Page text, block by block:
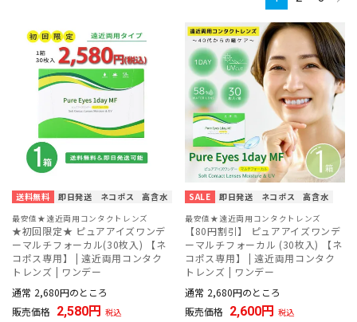
遠近両用コンタクトレンズを試されたお客様の口コミをご紹介！
遠近両用カラコン特集
送料無料 即日発送 ネコポス 高含水
最安値★遠近両用コンタクトレンズ
★初回限定★ ピュアアイズワンデ
ーマルチフォーカル(30枚入) 【ネ
コポス専用】 | 遠近両用コンタク
トレンズ | ワンデー
通常 2,680
のところ
販売価格 2,580 税込
SALE 即日発送 ネコポス 高含水
最安値★遠近両用コンタクトレンズ
【80円割引】 ピュアアイズワンデ
ーマルチフォーカル (30枚入) 【ネ
コポス専用】 | 遠近両用コンタク
トレンズ | ワンデー
通常 2,680
のところ
販売価格 2,600 税込